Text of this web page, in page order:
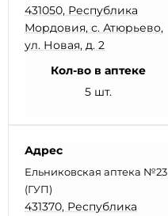
431050, Республика
Мордовия, с. Атюрьево,
ул. Новая, д. 2
Кол-во в аптеке
5 шт.
Адрес
Ельниковская аптека №23
(ГУП)
431370, Республика